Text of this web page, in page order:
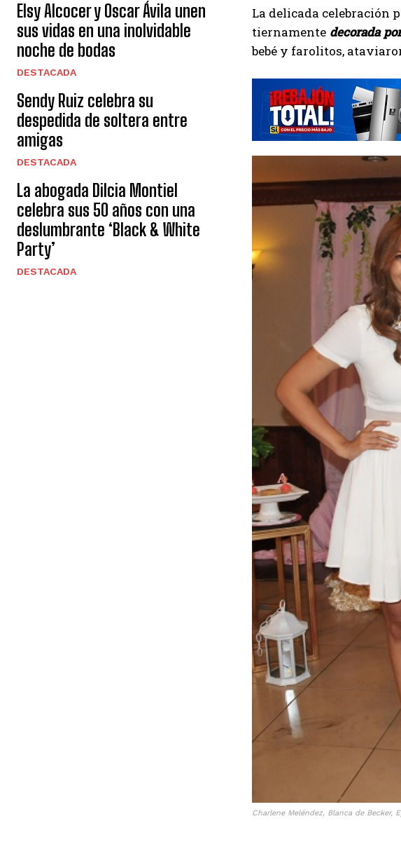
Elsy Alcocer y Oscar Ávila unen
sus vidas en una inolvidable
noche de bodas
DESTACADA
Sendy Ruiz celebra su
despedida de soltera entre
amigas
DESTACADA
La abogada Dilcia Montiel
celebra sus 50 años con una
deslumbrante ‘Black & White
Party’
DESTACADA
La delicada celebración
tiernamente decorada
bebé y farolitos,
Charlene Meléndez, Blanca de Becker,